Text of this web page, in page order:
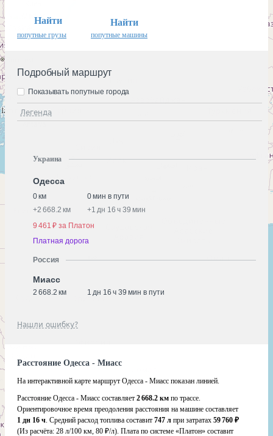
Найти
попутные грузы
Найти
попутные машины
Подробный маршрут
Легенда
Показывать попутные города
Украина
Одесса
0 км
0 мин в пути
+2 668.2 км +1 дн 16 ч 39 мин
9 461 ₽ за Платон
Платная дорога
Россия
Миасс
2 668.2 км 1 дн 16 ч 39 мин в пути
Нашли ошибку?
Расстояние Одесса - Миасс
На интерактивной карте маршрут Одесса - Миасс показан линией.
Расстояние Одесса - Миасс составляет 2 668.2 км по трассе.
Ориентировочное время преодоления расстояния на машине составляет
1 дн 16 ч. Средний расход топлива составит 747 л при затратах 59 760 ₽
(Из расчёта: 28 л/100 км, 80 ₽/л). Плата по системе «Платон» составит